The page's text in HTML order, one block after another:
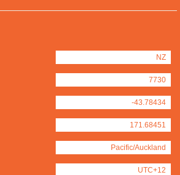
NZ
7730
-43.78434
171.68451
Pacific/Auckland
UTC+12